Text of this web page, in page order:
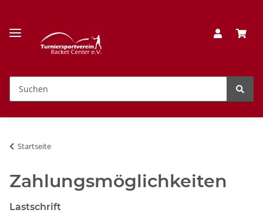
Startseite
Zahlungsmöglichkeiten
Lastschrift